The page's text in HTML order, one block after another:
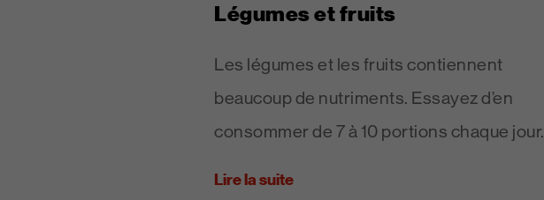
Légumes et fruits
Les légumes et les fruits contiennent
beaucoup de nutriments. Essayez d’en
consommer de 7 à 10 portions chaque jour.
Lire la suite